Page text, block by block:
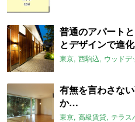
普通のアパート
とデザインで進
東京 西駒込 ウッドデ
有無を言わさな
か…
東京 高級賃貸 テラス